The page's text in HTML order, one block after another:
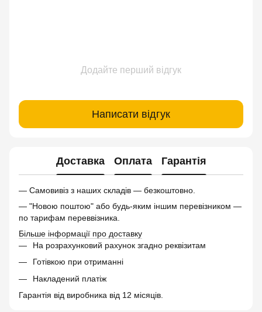
Додайте перший відгук
Написати відгук
Доставка Оплата Гарантія
— Самовивіз з наших складів — безкоштовно.
— "Новою поштою" або будь-яким іншим перевізником —
по тарифам переввізника.
Більше інформації про доставку
На розрахунковий рахунок згадно реквізитам
Готівкою при отриманні
Накладений платіж
Гарантія від виробника від 12 місяців.